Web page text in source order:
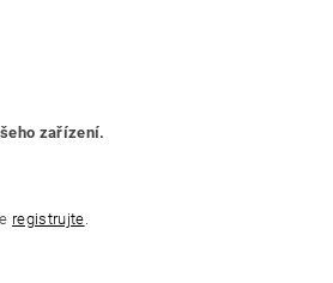
zařízení.
registrujte.